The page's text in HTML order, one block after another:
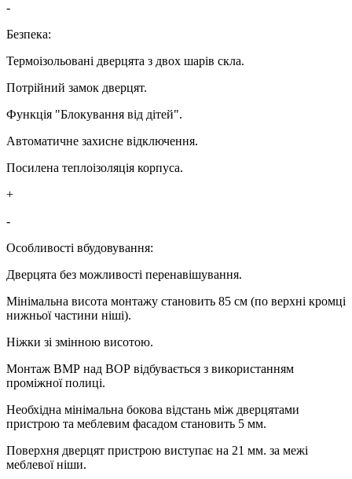
-
Безпека:
Термоізольовані дверцята з двох шарів скла.
Потрійний замок дверцят.
Функція "Блокування від дітей".
Автоматичне захисне відключення.
Посилена теплоізоляція корпуса.
+
-
Особливості вбудовування:
Дверцята без можливості перенавішування.
Мінімальна висота монтажу становить 85 см (по верхні кромці
нижньої частини ніші).
Ніжки зі змінною висотою.
Монтаж ВМР над ВОР відбувається з використанням
проміжної полиці.
Необхідна мінімальна бокова відстань між дверцятами
пристрою та меблевим фасадом становить 5 мм.
Поверхня дверцят пристрою виступає на 21 мм. за межі
меблевої ніши.